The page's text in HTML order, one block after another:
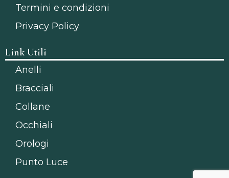
Termini e condizioni
Privacy Policy
Link Utili
Anelli
Bracciali
Collane
Occhiali
Orologi
Punto Luce